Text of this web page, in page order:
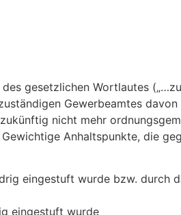
gesetzlichen Wortlautes
Gewerbeamtes
nicht mehr
Anhaltspunkte, die
eingestuft wurde bzw. durch
eingestuft wurde